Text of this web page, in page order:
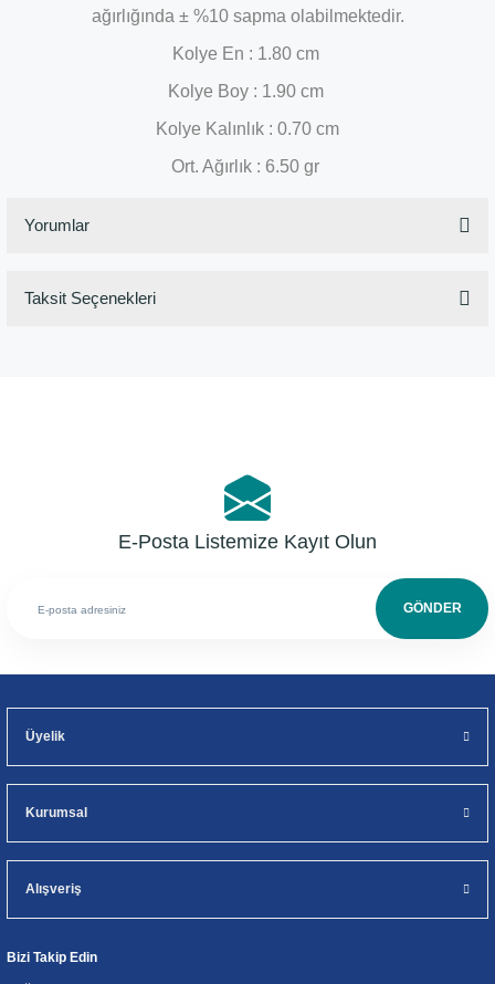
ağırlığında ± %10 sapma olabilmektedir.
Kolye En : 1.80 cm
Kolye Boy : 1.90 cm
Kolye Kalınlık : 0.70 cm
Ort. Ağırlık : 6.50 gr
Yorumlar
Taksit Seçenekleri
E-Posta Listemize Kayıt Olun
GÖNDER
Üyelik
Kurumsal
Alışveriş
Bizi Takip Edin